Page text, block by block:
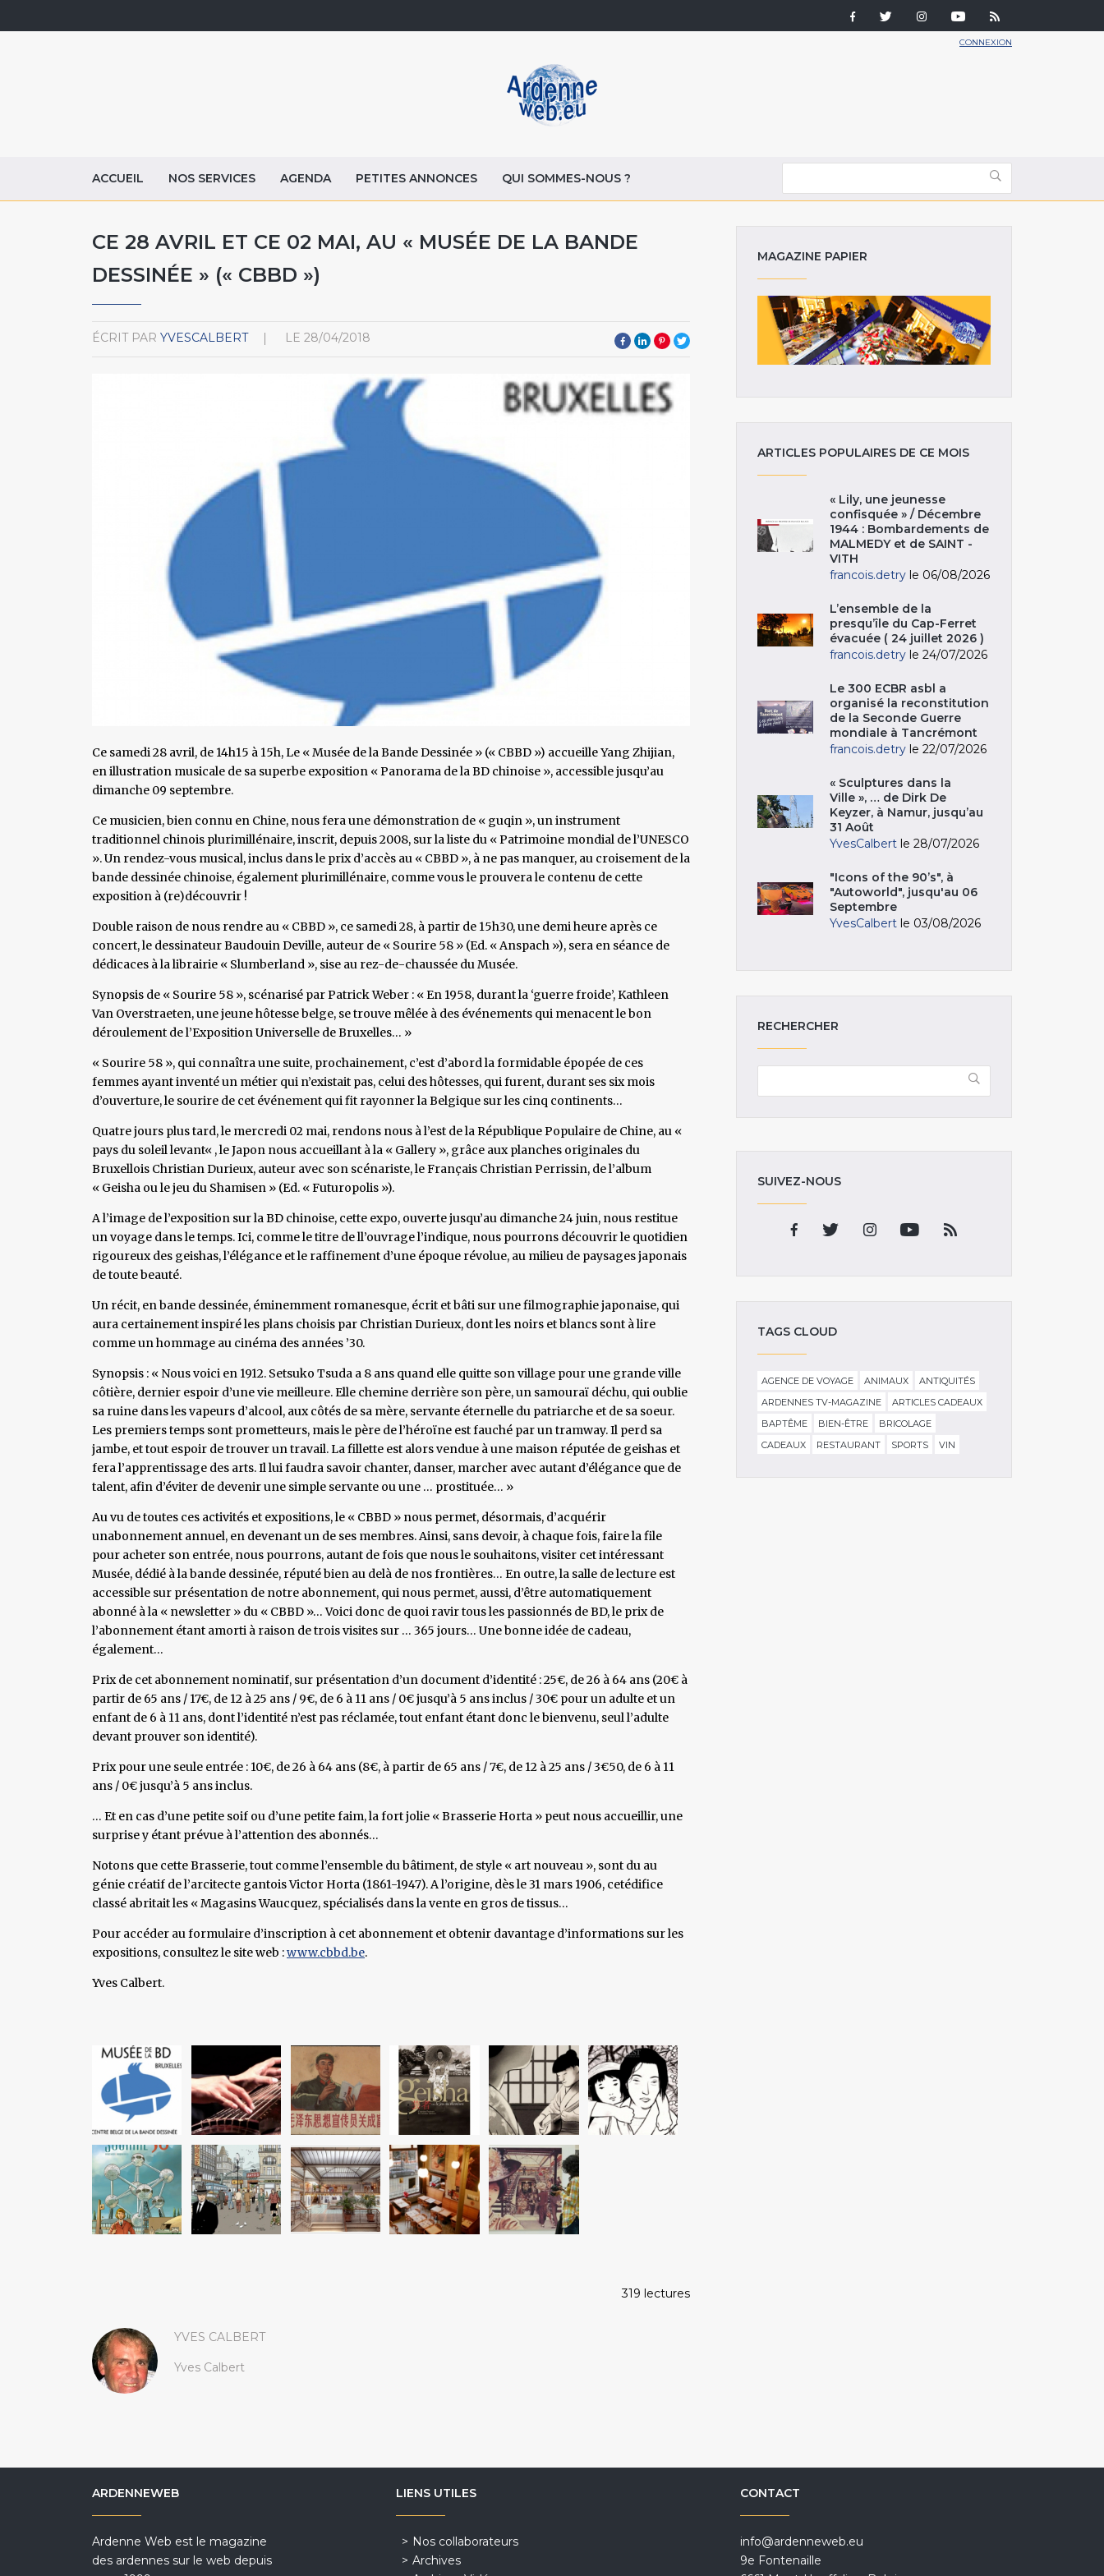
CONNEXION
ACCUEIL NOS SERVICES AGENDA PETITES ANNONCES QUI SOMMES-NOUS ?
CE 28 AVRIL ET CE 02 MAI, AU « MUSÉE DE LA BANDE
DESSINÉE » (« CBBD »)
ÉCRIT PAR YVESCALBERT LE 28/04/2018
Ce samedi 28 avril, de 14h15 à 15h, Le « Musée de la Bande Dessinée » (« CBBD ») accueille Yang Zhijian,
en illustration musicale de sa superbe exposition « Panorama de la BD chinoise », accessible jusqu’au
dimanche 09 septembre.
Ce musicien, bien connu en Chine, nous fera une démonstration de « guqin », un instrument
traditionnel chinois plurimillénaire, inscrit, depuis 2008, sur la liste du « Patrimoine mondial de l’UNESCO
». Un rendez-vous musical, inclus dans le prix d’accès au « CBBD », à ne pas manquer, au croisement de la
bande dessinée chinoise, également plurimillénaire, comme vous le prouvera le contenu de cette
exposition à (re)découvrir !
Double raison de nous rendre au « CBBD », ce samedi 28, à partir de 15h30, une demi heure après ce
concert, le dessinateur Baudouin Deville, auteur de « Sourire 58 » (Ed. « Anspach »), sera en séance de
dédicaces à la librairie « Slumberland », sise au rez-de-chaussée du Musée.
Synopsis de « Sourire 58 », scénarisé par Patrick Weber : « En 1958, durant la ‘guerre froide’, Kathleen
Van Overstraeten, une jeune hôtesse belge, se trouve mêlée à des événements qui menacent le bon
déroulement de l’Exposition Universelle de Bruxelles… »
« Sourire 58 », qui connaîtra une suite, prochainement, c’est d’abord la formidable épopée de ces
femmes ayant inventé un métier qui n’existait pas, celui des hôtesses, qui furent, durant ses six mois
d’ouverture, le sourire de cet événement qui fit rayonner la Belgique sur les cinq continents…
Quatre jours plus tard, le mercredi 02 mai, rendons nous à l’est de la République Populaire de Chine, au «
pays du soleil levant« , le Japon nous accueillant à la « Gallery », grâce aux planches originales du
Bruxellois Christian Durieux, auteur avec son scénariste, le Français Christian Perrissin, de l’album
« Geisha ou le jeu du Shamisen » (Ed. « Futuropolis »).
A l’image de l’exposition sur la BD chinoise, cette expo, ouverte jusqu’au dimanche 24 juin, nous restitue
un voyage dans le temps. Ici, comme le titre de ll’ouvrage l’indique, nous pourrons découvrir le quotidien
rigoureux des geishas, l’élégance et le raffinement d’une époque révolue, au milieu de paysages japonais
de toute beauté.
Un récit, en bande dessinée, éminemment romanesque, écrit et bâti sur une filmographie japonaise, qui
aura certainement inspiré les plans choisis par Christian Durieux, dont les noirs et blancs sont à lire
comme un hommage au cinéma des années ’30.
Synopsis : « Nous voici en 1912. Setsuko Tsuda a 8 ans quand elle quitte son village pour une grande ville
côtière, dernier espoir d’une vie meilleure. Elle chemine derrière son père, un samouraï déchu, qui oublie
sa ruine dans les vapeurs d’alcool, aux côtés de sa mère, servante éternelle du patriarche et de sa soeur.
Les premiers temps sont prometteurs, mais le père de l’héroïne est fauché par un tramway. Il perd sa
jambe, et tout espoir de trouver un travail. La fillette est alors vendue à une maison réputée de geishas et
fera l’apprentissage des arts. Il lui faudra savoir chanter, danser, marcher avec autant d’élégance que de
talent, afin d’éviter de devenir une simple servante ou une … prostituée… »
Au vu de toutes ces activités et expositions, le « CBBD » nous permet, désormais, d’acquérir
unabonnement annuel, en devenant un de ses membres. Ainsi, sans devoir, à chaque fois, faire la file
pour acheter son entrée, nous pourrons, autant de fois que nous le souhaitons, visiter cet intéressant
Musée, dédié à la bande dessinée, réputé bien au delà de nos frontières… En outre, la salle de lecture est
accessible sur présentation de notre abonnement, qui nous permet, aussi, d’être automatiquement
abonné à la « newsletter » du « CBBD »… Voici donc de quoi ravir tous les passionnés de BD, le prix de
l’abonnement étant amorti à raison de trois visites sur … 365 jours… Une bonne idée de cadeau,
également…
Prix de cet abonnement nominatif, sur présentation d’un document d’identité : 25€, de 26 à 64 ans (20€ à
partir de 65 ans / 17€, de 12 à 25 ans / 9€, de 6 à 11 ans / 0€ jusqu’à 5 ans inclus / 30€ pour un adulte et un
enfant de 6 à 11 ans, dont l’identité n’est pas réclamée, tout enfant étant donc le bienvenu, seul l’adulte
devant prouver son identité).
Prix pour une seule entrée : 10€, de 26 à 64 ans (8€, à partir de 65 ans / 7€, de 12 à 25 ans / 3€50, de 6 à 11
ans / 0€ jusqu’à 5 ans inclus.
… Et en cas d’une petite soif ou d’une petite faim, la fort jolie « Brasserie Horta » peut nous accueillir, une
surprise y étant prévue à l’attention des abonnés…
Notons que cette Brasserie, tout comme l’ensemble du bâtiment, de style « art nouveau », sont du au
génie créatif de l’arcitecte gantois Victor Horta (1861-1947). A l’origine, dès le 31 mars 1906, cetédifice
classé abritait les « Magasins Waucquez, spécialisés dans la vente en gros de tissus…
Pour accéder au formulaire d’inscription à cet abonnement et obtenir davantage d’informations sur les
expositions, consultez le site web :www.cbbd.be.
Yves Calbert.
319 lectures
YVES CALBERT
Yves Calbert
MAGAZINE PAPIER
ARTICLES POPULAIRES DE CE MOIS
« Lily, une jeunesse
confisquée » / Décembre
1944 : Bombardements de
MALMEDY et de SAINT -
VITH
francois.detry le 06/08/2026
L’ensemble de la
presqu’île du Cap-Ferret
évacuée ( 24 juillet 2026 )
francois.detry le 24/07/2026
Le 300 ECBR asbl a
organisé la reconstitution
de la Seconde Guerre
mondiale à Tancrémont
francois.detry le 22/07/2026
« Sculptures dans la
Ville », … de Dirk De
Keyzer, à Namur, jusqu’au
31 Août
YvesCalbert le 28/07/2026
"Icons of the 90’s", à
"Autoworld", jusqu'au 06
Septembre
YvesCalbert le 03/08/2026
RECHERCHER
SUIVEZ-NOUS
TAGS CLOUD
AGENCE DE VOYAGE ANIMAUX
ANTIQUITÉS
ARDENNES TV-MAGAZINE
ARTICLES CADEAUX
BAPTÊME
BIEN-ÊTRE
BRICOLAGE
CADEAUX
RESTAURANT SPORTS VIN
ARDENNEWEB
Ardenne Web est le magazine
des ardennes sur le web depuis
LIENS UTILES
Nos collaborateurs
Archives
CONTACT
info@ardenneweb.eu
9e Fontenaille